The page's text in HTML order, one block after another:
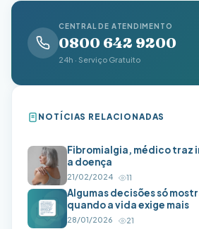
CENTRAL DE ATENDIMENTO
0800 642 9200
24h · Serviço Gratuito
NOTÍCIAS RELACIONADAS
Fibromialgia, médico traz
a doença
21/02/2024 11
Algumas decisões só
quando a vida exige mais
28/01/2026 21